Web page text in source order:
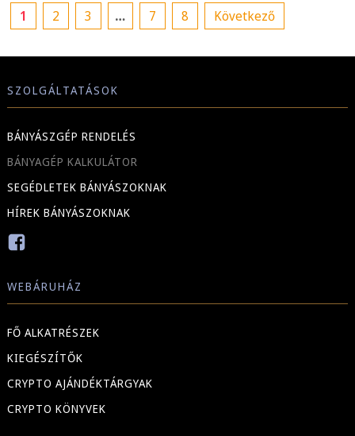
1 2 3 … 7 8 Következő
SZOLGÁLTATÁSOK
BÁNYÁSZGÉP RENDELÉS
BÁNYAGÉP KALKULÁTOR
SEGÉDLETEK BÁNYÁSZOKNAK
HÍREK BÁNYÁSZOKNAK
WEBÁRUHÁZ
FŐ ALKATRÉSZEK
KIEGÉSZÍTŐK
CRYPTO AJÁNDÉKTÁRGYAK
CRYPTO KÖNYVEK